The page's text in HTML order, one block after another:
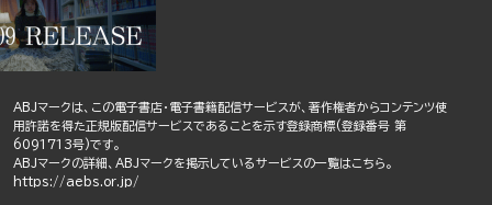
ABJマークは、この電子書店・電子書籍配信サービスが、著作権者からコンテンツ使
用許諾を得た正規版配信サービスであることを示す登録商標(登録番号 第
6091713号)です。
ABJマークの詳細、ABJマークを掲示しているサービスの一覧はこちら。
https://aebs.or.jp/